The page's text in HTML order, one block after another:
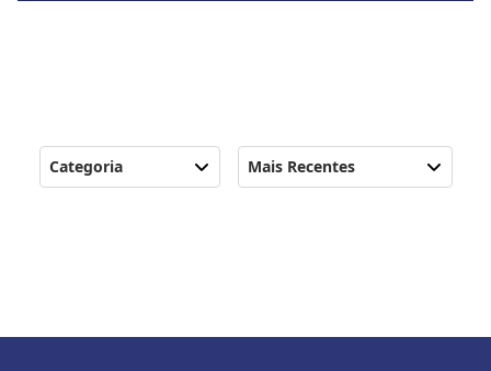
Categoria Mais Recentes